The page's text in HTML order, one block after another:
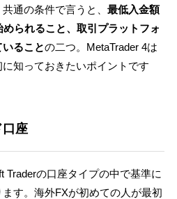
通の条件で言うと、 最低入金額
られること、取引プラットフォ
ることの二つ。MetaTrader 4は
知っておきたいポイントです
口座
Traderの口座タイプの中で基準に
す。海外FXが初めての人が最初